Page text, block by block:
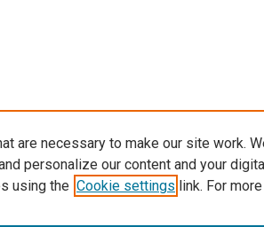
are necessary to make our site work.
personalize our content and your
using the Cookie settings link. For